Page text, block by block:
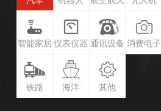
智能家居 仪表仪器 通讯设备 消费电子
铁路 海洋 其他